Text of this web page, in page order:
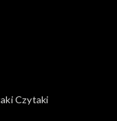
Czytaki